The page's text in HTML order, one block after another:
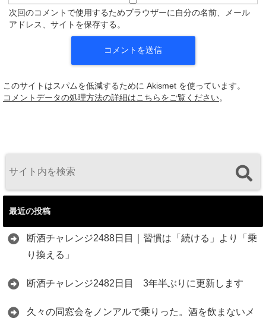
次回のコメントで使用するためブラウザーに自分の名前、メール
アドレス、サイトを保存する。
このサイトはスパムを低減するために Akismet を使っています。
コメントデータの処理方法の詳細はこちらをご覧ください。
最近の投稿
断酒チャレンジ2488日目｜習慣は「続ける」より「乗
り換える」
断酒チャレンジ2482日目 3年半ぶりに更新します
久々の同窓会をノンアルで乗りった。酒を飲まないメ